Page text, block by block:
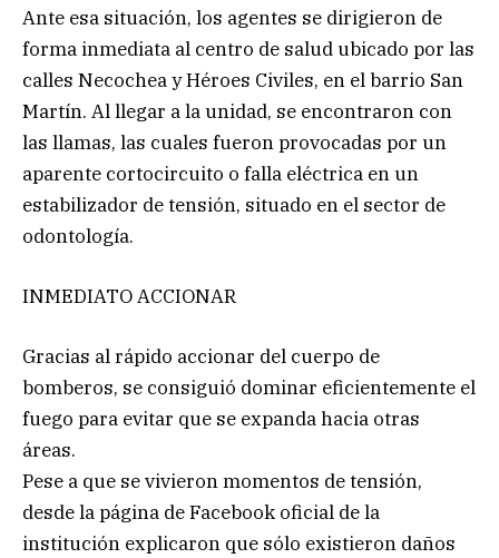
Ante esa situación, los agentes se dirigieron de
forma inmediata al centro de salud ubicado por las
calles Necochea y Héroes Civiles, en el barrio San
Martín. Al llegar a la unidad, se encontraron con
las llamas, las cuales fueron provocadas por un
aparente cortocircuito o falla eléctrica en un
estabilizador de tensión, situado en el sector de
odontología.
INMEDIATO ACCIONAR
Gracias al rápido accionar del cuerpo de
bomberos, se consiguió dominar eficientemente el
fuego para evitar que se expanda hacia otras
áreas.
Pese a que se vivieron momentos de tensión,
desde la página de Facebook oficial de la
institución explicaron que sólo existieron daños